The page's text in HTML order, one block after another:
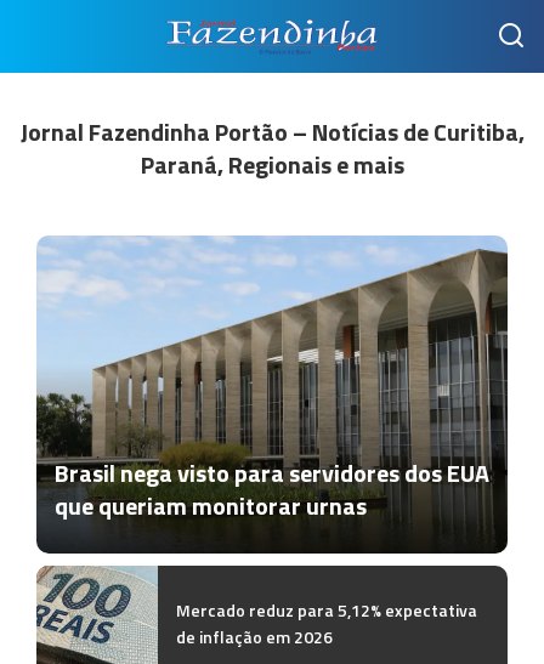
Jornal Fazendinha Portão – Notícias de Curitiba,
Paraná, Regionais e mais
Brasil nega visto para servidores dos EUA
que queriam monitorar urnas
Mercado reduz para 5,12% expectativa
de inflação em 2026